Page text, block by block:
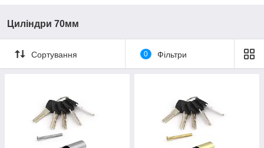
Циліндри 70мм
Сортування 0 Фільтри